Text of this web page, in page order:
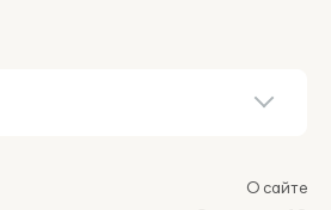
О сайте